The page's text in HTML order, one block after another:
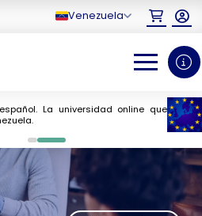
Venezuela
La universidad online que
0 1